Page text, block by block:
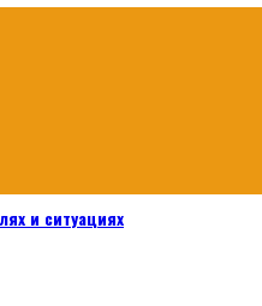
и ситуациях